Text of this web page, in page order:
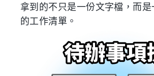
拿到的不只是一份文字檔，而
的工作清單。